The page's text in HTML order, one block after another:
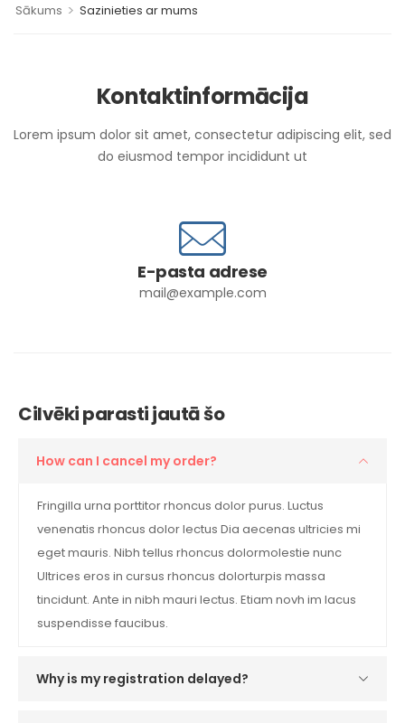
Sākums > Sazinieties ar mums
Kontaktinformācija
Lorem ipsum dolor sit amet, consectetur adipiscing elit, sed
do eiusmod tempor incididunt ut
E-pasta adrese
mail@example.com
Cilvēki parasti jautā šo
How can I cancel my order?
Fringilla urna porttitor rhoncus dolor purus. Luctus
venenatis rhoncus dolor lectus Dia aecenas ultricies mi
eget mauris. Nibh tellus rhoncus dolormolestie nunc
Ultrices eros in cursus rhoncus dolorturpis massa
tincidunt. Ante in nibh mauri lectus. Etiam novh im lacus
suspendisse faucibus.
Why is my registration delayed?